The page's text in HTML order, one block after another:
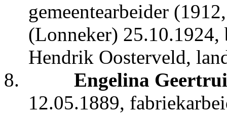
gemeentearbeider
(Lonneker) 25.10.1924,
Hendrik Oosterveld,
8.
Engelina
12.05.1889,